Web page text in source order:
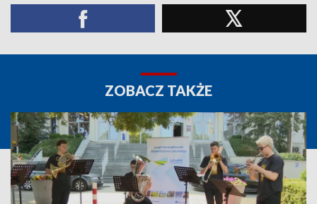
ZOBACZ TAKŻE